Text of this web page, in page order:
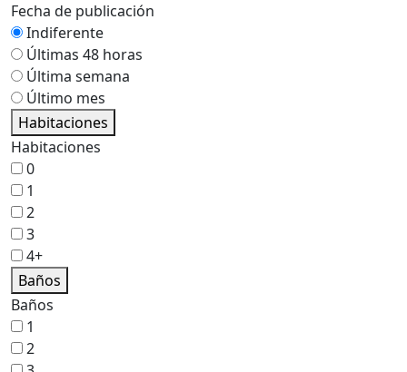
Fecha de publicación
Indiferente
Últimas 48 horas
Última semana
Último mes
Habitaciones
Habitaciones
0
1
2
3
4+
Baños
Baños
1
2